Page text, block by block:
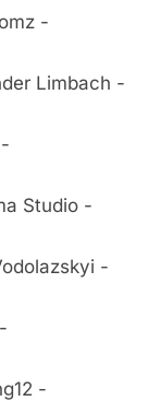
-
Limbach -
Studio -
-
-